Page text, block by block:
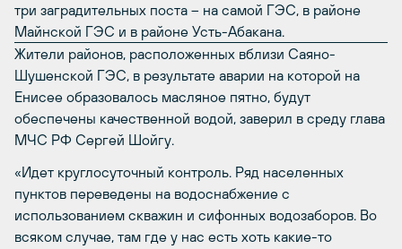
три заградительных поста – на самой ГЭС, в районе
Майнской ГЭС и в районе Усть-Абакана.
Жители районов, расположенных вблизи Саяно-
Шушенской ГЭС, в результате аварии на которой на
Енисее образовалось масляное пятно, будут
обеспечены качественной водой, заверил в среду глава
МЧС РФ Сергей Шойгу.
«Идет круглосуточный контроль. Ряд населенных
пунктов переведены на водоснабжение с
использованием скважин и сифонных водозаборов. Во
всяком случае, там где у нас есть хоть какие-то